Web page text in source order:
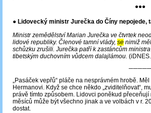
●●●
● Lidovecký ministr Jurečka do Číny nepojede,
Ministr zemědělství Marian Jurečka ve čtvrtek
lidové republiky. Členové tamní vlády, se nimiž
schůzku zrušili. Jurečka patří k zastáncům
tibetským duchovním vůdcem dalajlámou.
─────
„Pasáček vepřů“ pláče na nesprávném hrobě.
Hermanovi. Když se chce někdo „zviditelňovat“,
právě tímto způsobem. Lidovci poněkud
měsíců může být všechno jinak a ve volbách v r.
dostat.